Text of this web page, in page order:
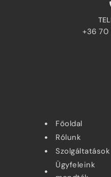
+36 70
Főoldal
Rólunk
Szolgáltatások
Ügyfeleink